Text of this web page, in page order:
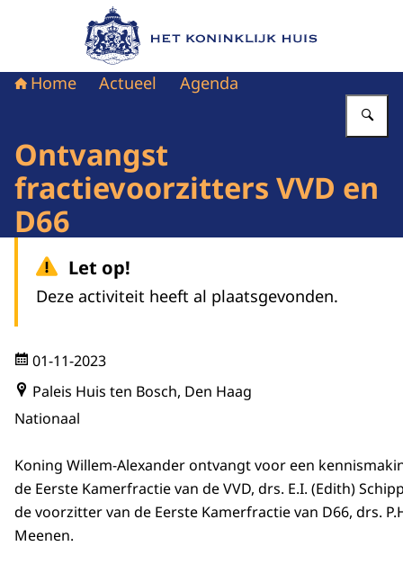
Naar de homepage van Het Koninklijk Huis
Home Actueel Agenda
Ontvangst
fractievoorzitters VVD en
D66
Let op!
Deze activiteit heeft al plaatsgevonden.
01-11-2023
Paleis Huis ten Bosch, Den Haag
Nationaal
Koning Willem-Alexander ontvangt voor een
de Eerste Kamerfractie van de VVD, drs. E.I. (Edith)
de voorzitter van de Eerste Kamerfractie van D66, drs.
Meenen.